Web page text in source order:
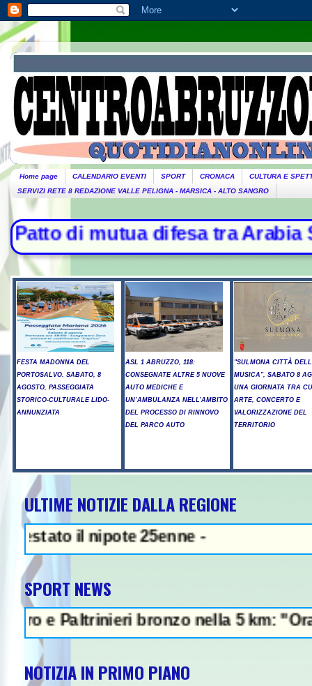
Home page CALENDARIO EVENTI SPORT CRONACA
CULTURA E
SERVIZI RETE 8 REDAZIONE VALLE PELIGNA - MARSICA - ALTO SANGRO
difesa tra Arabia
FESTA MADONNA DEL
PORTOSALVO. SABATO, 8
AGOSTO, PASSEGGIATA
STORICO-CULTURALE LIDO-
ANNUNZIATA
ASL 1 ABRUZZO, 118:
CONSEGNATE ALTRE 5 NUOVE
AUTO MEDICHE E
UN’AMBULANZA NELL’AMBITO
DEL PROCESSO DI RINNOVO
DEL PARCO AUTO
"SULMONA CITTÀ
MUSICA", SABATO 8
UNA GIORNATA TRA
ARTE, CONCERTO E
VALORIZZAZIONE DEL
TERRITORIO
ULTIME NOTIZIE DALLA REGIONE
il nipote 25enne -
SPORT NEWS
bronzo nella 5 km: "Ora ci
NOTIZIA IN PRIMO PIANO
NEWS IN EVIDENZA -